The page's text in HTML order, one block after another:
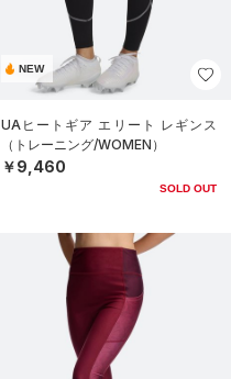
NEW
UAヒートギア エリート レギンス
（トレーニング/WOMEN）
￥9,460
SOLD OUT